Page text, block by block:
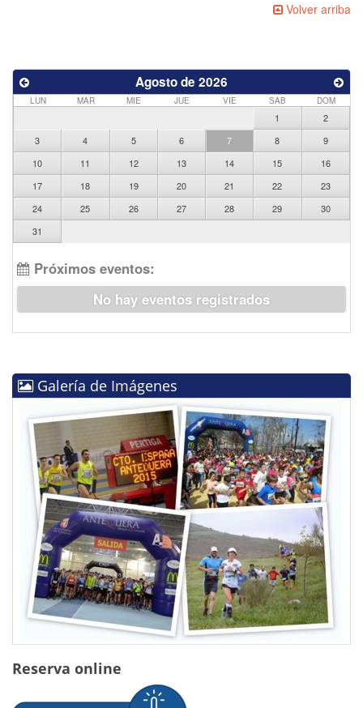
Volver arriba
Agosto de 2026
LUN MAR MIE JUE VIE SAB DOM
1
2
3
4 5 6 7 8
9
10
11 12 13 14 15
16
17
18 19 20 21 22
23
24
25 26 27 28 29
30
31
Próximos eventos:
No hay eventos registrados
Galería de Imágenes
Reserva online